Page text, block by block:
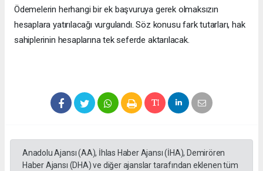
Ödemelerin herhangi bir ek başvuruya gerek olmaksızın
hesaplara yatırılacağı vurgulandı. Söz konusu fark tutarları, hak
sahiplerinin hesaplarına tek seferde aktarılacak.
Anadolu Ajansı (AA), İhlas Haber Ajansı (İHA), Demirören
Haber Ajansı (DHA) ve diğer ajanslar tarafından eklenen tüm